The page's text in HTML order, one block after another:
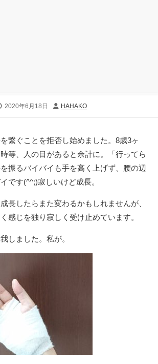
最
日
2020年6月18日
投
HAHAKO
繋ぐことを拒否し始めました。8歳3ヶ
等、人の目があると余計に。「行ってら
振るバイバイも手を高く上げず、腰の辺
です(^^;)寂しいけど成長。
長したらまた変わるかもしれませんが、
感じを独り寂しく受け止めています。
しました。私が。